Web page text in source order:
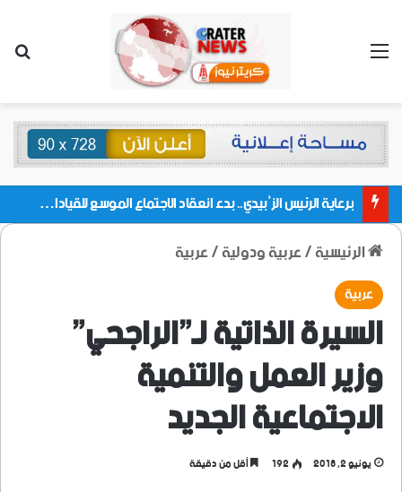
القائمة
برعاية الرئيس الزُبيدي.. بدء انعقاد الاجتماع الموسع للقيادات المحلية بالعاصمة ولمديريات وكتل مجلس العموم ومنسقيات الجامعة بالعاصمة عدن
الرئيسية/عربية ودولية/عربية
عربية
السيرة الذاتية لـ”الراجحي”
وزير العمل والتنمية
الاجتماعية الجديد
يونيو 2, 2018 192 أقل من دقيقة